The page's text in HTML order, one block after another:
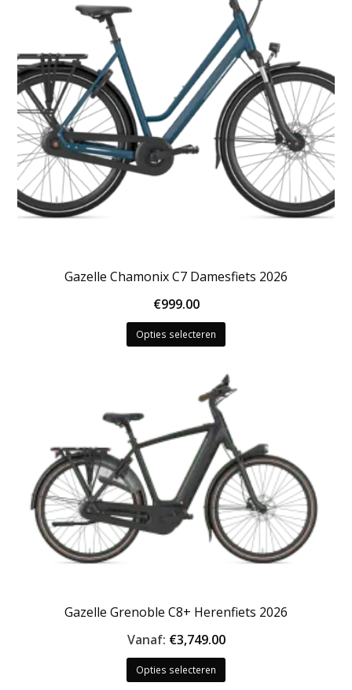
kan
gekozen
worden
op
de
productpagina
Gazelle Chamonix C7 Damesfiets 2026
€999.00
Opties selecteren
Dit
meerdere
variaties.
Deze
optie
kan
gekozen
worden
op
de
productpagina
Gazelle Grenoble C8+ Herenfiets 2026
Vanaf: €3,749.00
Opties selecteren
Dit